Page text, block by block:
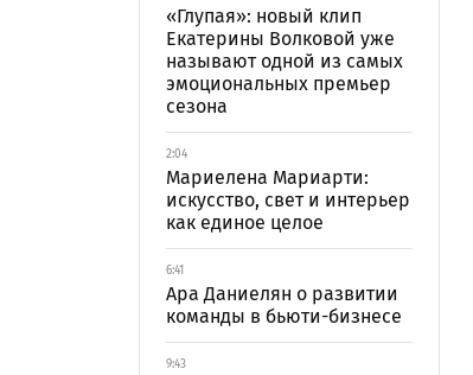
«Глупая»: новый клип
Екатерины Волковой уже
называют одной из самых
эмоциональных премьер
сезона
2:04
Мариелена Мариарти:
искусство, свет и интерьер
как единое целое
6:41
Ара Даниелян о развитии
команды в бьюти-бизнесе
9:43